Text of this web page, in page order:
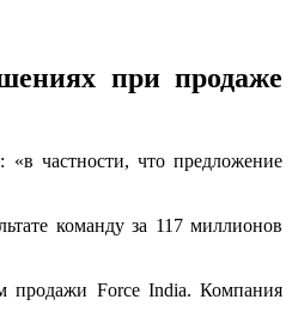
при продаже
«в частности, что предложение
команду за 117 миллионов
продажи Force India. Компания